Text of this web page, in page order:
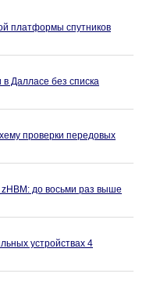
платформы спутников
Далласе без списка
проверки передовых
до восьми раз выше
устройствах 4